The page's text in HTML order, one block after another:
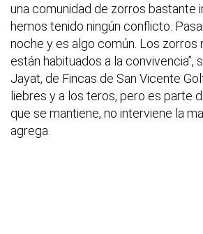
una comunidad de zorros bastante
hemos tenido ningún conflicto.
noche y es algo común. Los zorros
están habituados a la convivencia”,
Jayat, de Fincas de San Vicente
liebres y a los teros, pero es parte
que se mantiene, no interviene la
agrega.